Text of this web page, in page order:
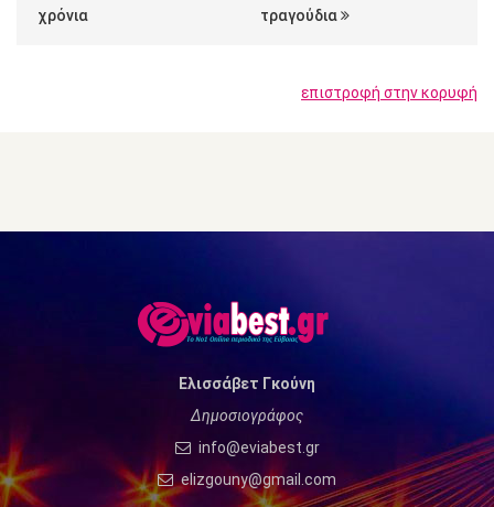
χρόνια
τραγούδια
επιστροφή στην κορυφή
Ελισσάβετ Γκούνη
Δημοσιογράφος
info@eviabest.gr
elizgouny@gmail.com